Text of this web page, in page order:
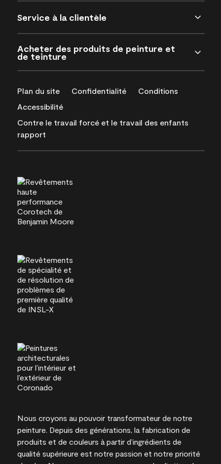
Service à la clientèle
Acheter des produits de peinture et
de teinture
Plan du site Confidentialité
Conditions
Accessibilité
Contre le travail forcé et le travail des enfants
rapport
Nous croyons au pouvoir transformateur de notre
peinture. Depuis des générations, la fabrication de
produits et de couleurs à partir d’ingrédients de
qualité supérieure est notre passion et notre priorité